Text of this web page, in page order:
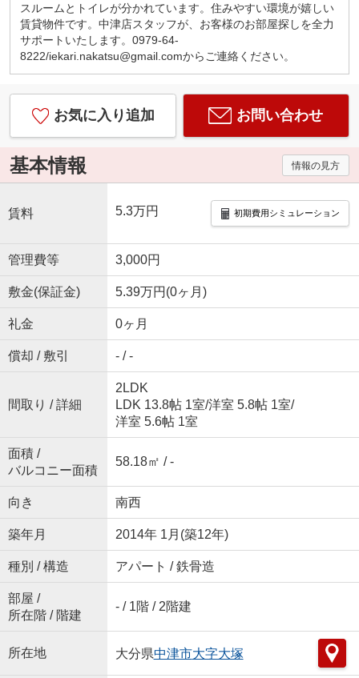
スルームとトイレが分かれています。住みやすい環境が嬉しい
賃貸物件です。中津店スタッフが、お客様のお部屋探しを全力
サポートいたします。0979-64-
8222/iekari.nakatsu@gmail.comからご連絡ください。
お気に入り追加 お問い合わせ
基本情報 情報の見方
賃料 5.3万円 初期費用シミュレーション
管理費等 3,000円
敷金(保証金) 5.39万円(0ヶ月)
礼金 0ヶ月
償却 / 敷引 - / -
間取り / 詳細
2LDK
LDK 13.8帖 1室/洋室 5.8帖 1室/
洋室 5.6帖 1室
面積 /
バルコニー面積
58.18㎡ / -
向き 南西
築年月 2014年 1月(築12年)
種別 / 構造 アパート / 鉄骨造
部屋 /
所在階 / 階建
- / 1階 / 2階建
所在地 大分県中津市大字大塚